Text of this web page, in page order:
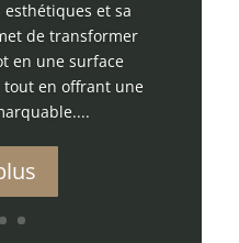
et sa
de transformer
en une surface
tout en offrant une